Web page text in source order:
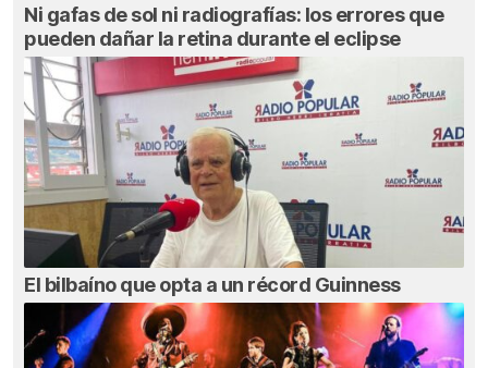
Ni gafas de sol ni radiografías: los errores que
pueden dañar la retina durante el eclipse
El bilbaíno que opta a un récord Guinness